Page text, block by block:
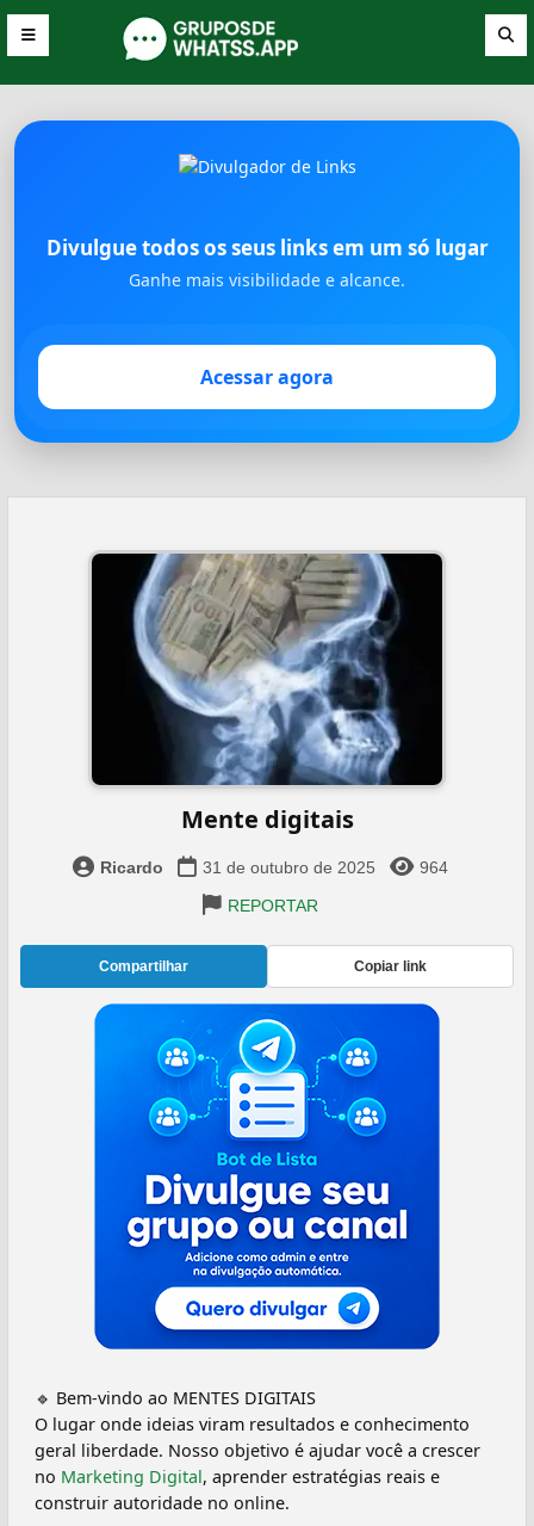
Divulgue todos os seus links em um só lugar
Ganhe mais visibilidade e alcance.
Acessar agora
Mente digitais
Ricardo 31 de outubro de 2025
964
REPORTAR
Compartilhar Copiar link
🔹 Bem-vindo ao MENTES DIGITAIS
O lugar onde ideias viram resultados e conhecimento
geral liberdade. Nosso objetivo é ajudar você a crescer
no Marketing Digital, aprender estratégias reais e
construir autoridade no online.